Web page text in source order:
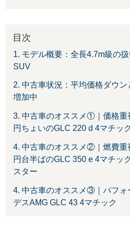
目次
1. モデル概要：全長4.7m級の
SUV
2. 中古車状況：平均価格ダウ
増加中
3. 中古車のオススメ①｜価格重
円ちょいのGLC 220 d 4マチッ
4. 中古車のオススメ②｜燃費重
円台半ばのGLC 350 e 4マチッ
スター
4. 中古車のオススメ③｜パフォ
デスAMG GLC 43 4マチック